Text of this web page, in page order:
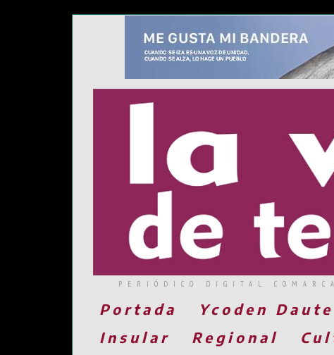
PERIÓDICO DIGITAL
Portada Ycoden
Insular
Regional